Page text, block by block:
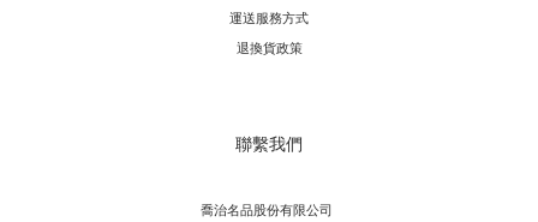
運送服務方式
退換貨政策
聯繫我們
喬治名品股份有限公司